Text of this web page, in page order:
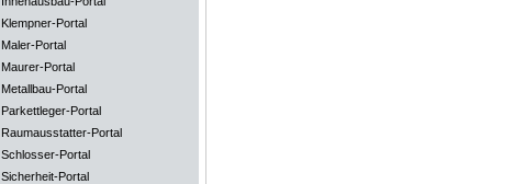
Klempner-Portal
Maler-Portal
Maurer-Portal
Metallbau-Portal
Parkettleger-Portal
Raumausstatter-Portal
Schlosser-Portal
Sicherheit-Portal